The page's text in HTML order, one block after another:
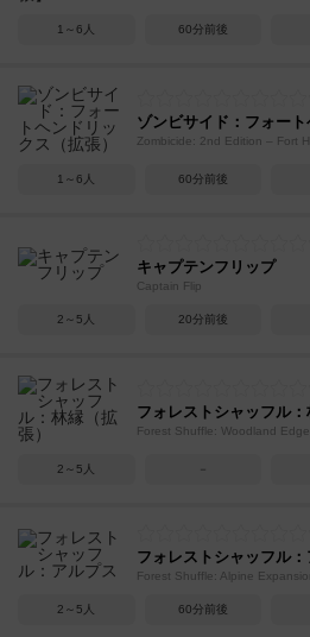
1～6人 60分前後
ゾンビサイド：フォート
Zombicide: 2nd Edition – Fort
1～6人 60分前後
キャプテンフリップ
Captain Flip
2～5人 20分前後
フォレストシャッフル：
Forest Shuffle: Woodland Edge
2～5人 －
フォレストシャッフル：
Forest Shuffle: Alpine
2～5人 60分前後